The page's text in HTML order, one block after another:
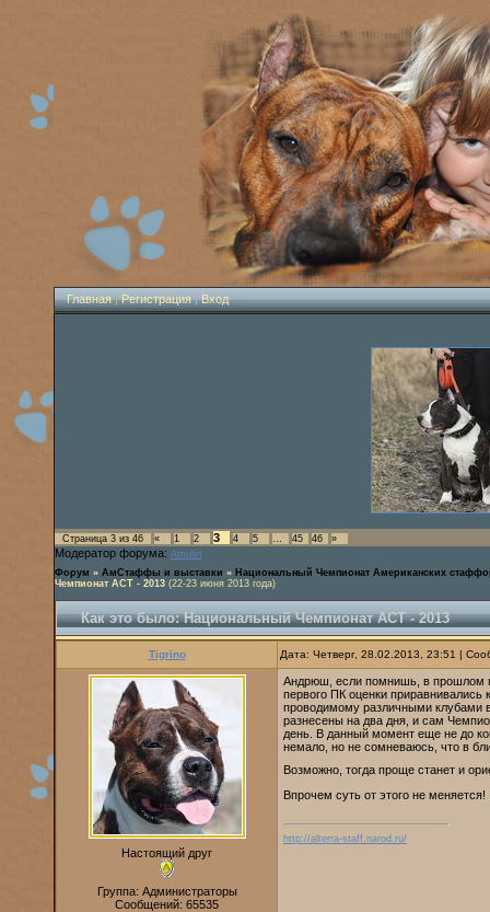
Главная|Регистрация|Вход
Страница 3 из 46 « 1 2 3 4 5 … 45 46 »
Модератор форума: Amulet
Форум » АмСтаффы и выставки » Национальный Чемпионат Американских
Чемпионат АСТ - 2013 (22-23 июня 2013 года)
Как это было: Национальный Чемпионат АСТ - 2013
Tigrino Дата: Четверг, 28.02.2013, 23:51 |
Настоящий друг
Группа: Администраторы
Сообщений: 65535
Андрюш, если помнишь, в прошлом
первого ПК оценки приравнивались
проводимому различными клубами
разнесены на два дня, и сам
день. В данный момент еще не до
немало, но не сомневаюсь, что в
Возможно, тогда проще станет и
Впрочем суть от этого не меняется!
http://alterra-staff.narod.ru/